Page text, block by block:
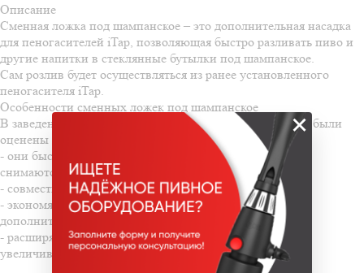
Описание
Сменная ложка под шампанское – это дополнительная насадка
для пеногасителей iTap, позволяющая быстро разливать пиво и
другие напитки в стеклянные бутылки под шампанское.
Сам розлив будет осуществляться из ранее установленного
пеногасителя iTap.
Особенности сменных ложек под шампанское
В заведениях по розливу пивных напитков эти изделия были
оценены по достоинству:
- они быстро устанавливаются в пеногаситель и легко
снимаются;
- совместимы со всей линейкой устройств iTap;
- экономят затраты на покупке оборудования для
дополнительного розлива;
- расширяют ассортимент тары под розлив, тем самым
увеличивают прибыль заведения.
×